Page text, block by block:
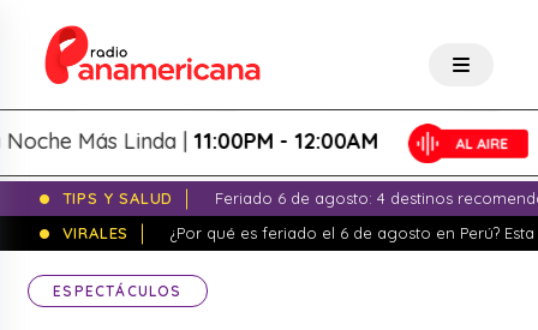
Más Linda |11:00PM - 12:00AM
TIPS Y SALUD
Feriado 6 de agosto: 4 destinos
VIRALES
¿Por qué es feriado el 6 de agosto en Perú?
ESPECTÁCULOS